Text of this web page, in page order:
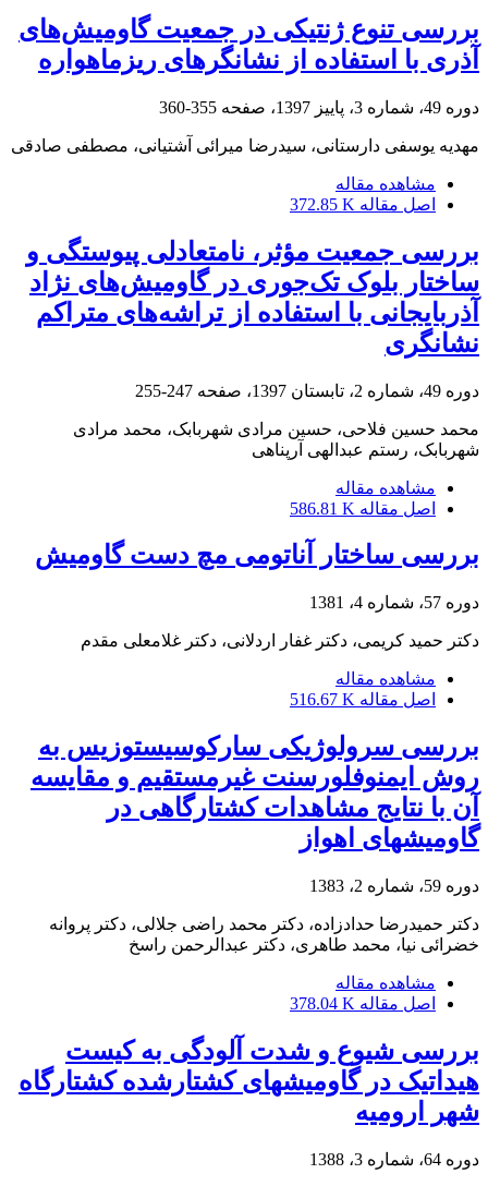
بررسی تنوع ژنتیکی در جمعیت گاومیش‌های‌
آذری با استفاده از نشانگر‌های ریزماهواره
دوره 49، شماره 3، پاییز 1397، صفحه 355-360
مهدیه یوسفی دارستانی، سیدرضا میرائی آشتیانی، مصطفی صادقی
مشاهده مقاله
اصل مقاله 372.85 K
بررسی جمعیت مؤثر، نامتعادلی پیوستگی و
ساختار بلوک تک‌جوری در گاومیش‌های نژاد
آذربایجانی با استفاده از تراشه‌های متراکم
نشانگری
دوره 49، شماره 2، تابستان 1397، صفحه 247-255
محمد حسین فلاحی، حسین مرادی شهربابک، محمد مرادی
شهربابک، رستم عبدالهی آرپناهی
مشاهده مقاله
اصل مقاله 586.81 K
بررسی ساختار آناتومی مچ دست گاومیش
دوره 57، شماره 4، 1381
دکتر حمید کریمی، دکتر غفار اردلانی، دکتر غلامعلی مقدم
مشاهده مقاله
اصل مقاله 516.67 K
بررسی سرولوژیکی سارکوسیستوزیس به
روش ایمنوفلورسنت غیرمستقیم و مقایسه
آن با نتایج مشاهدات کشتارگاهی در
گاومیشهای اهواز
دوره 59، شماره 2، 1383
دکتر حمیدرضا حدادزاده، دکتر محمد راضی جلالی، دکتر پروانه
خضرائی نیا، محمد طاهری، دکتر عبدالرحمن راسخ
مشاهده مقاله
اصل مقاله 378.04 K
بررسی شیوع و شدت آلودگی به کیست
هیداتیک در گاومیشهای کشتارشده ‌کشتارگاه
شهر ارومیه
دوره 64، شماره 3، 1388